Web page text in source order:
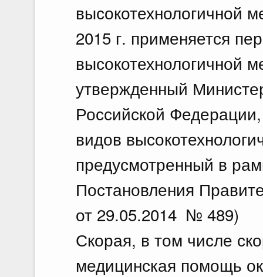
высокотехнологичной
2015 г. применяется
высокотехнологичной
утвержденный
Российской
видов
предусмотренный в
Постановления
от 29.05.2014 № 489)
Скорая, в том числе
медицинская помощь